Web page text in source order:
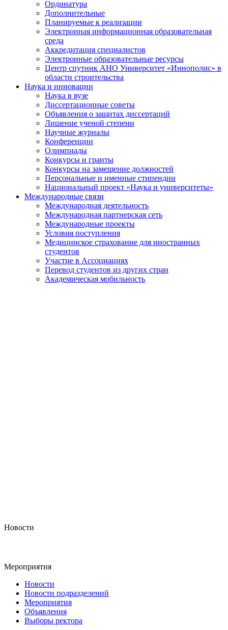
Ординатура
Дополнительные
Планируемые к реализации
Электронная информационная образовательная
среда
Аккредитация специалистов
Электронные образовательные ресурсы
Центр спутник АНО Университет «Иннополис» в
области строительства
Наука и инновации
Наука в вузе
Диссертационные советы
Объявления о защитах диссертаций
Лишение ученой степени
Научные журналы
Конференции
Олимпиады
Конкурсы и гранты
Конкурсы на замещение должностей
Персональные и именные стипендии
Национальный проект «Наука и университеты»
Международные связи
Международная деятельность
Международная партнерская сеть
Международные проекты
Условия поступления
Медицинское страхование для иностранных
студентов
Участие в Ассоциациях
Перевод студентов из других стран
Академическая мобильность
Новости
Мероприятия
Новости
Новости подразделений
Мероприятия
Объявления
Выборы ректора